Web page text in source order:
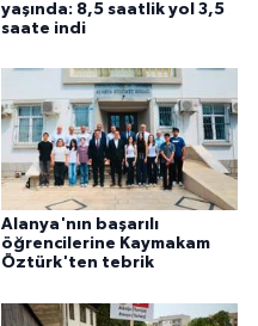
yaşında: 8,5 saatlik yol 3,5
saate indi
Alanya'nın başarılı
öğrencilerine Kaymakam
Öztürk'ten tebrik